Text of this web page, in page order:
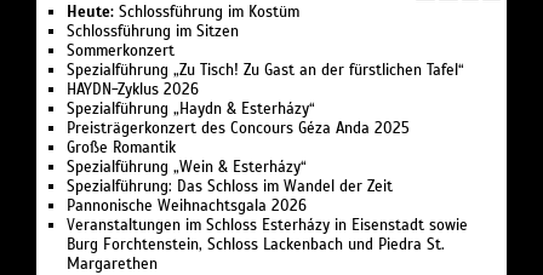
Heute: Schlossführung im Kostüm
Schlossführung im Sitzen
Sommerkonzert
Spezialführung „Zu Tisch! Zu Gast an der fürstlichen Tafel“
HAYDN-Zyklus 2026
Spezialführung „Haydn & Esterházy“
Preisträgerkonzert des Concours Géza Anda 2025
Große Romantik
Spezialführung „Wein & Esterházy“
Spezialführung: Das Schloss im Wandel der Zeit
Pannonische Weihnachtsgala 2026
Veranstaltungen im Schloss Esterházy in Eisenstadt sowie
Burg Forchtenstein, Schloss Lackenbach und Piedra St.
Margarethen